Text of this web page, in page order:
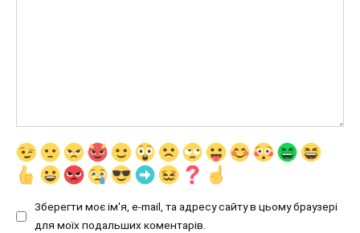
Зберегти моє ім'я, e-mail, та адресу сайту в цьому браузері
для моїх подальших коментарів.